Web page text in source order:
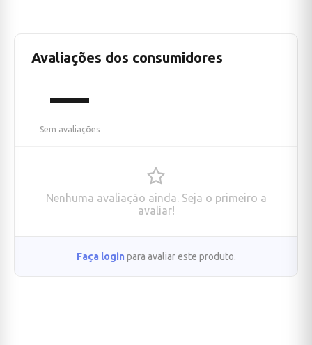
Avaliações dos consumidores
—
Sem avaliações
Nenhuma avaliação ainda. Seja o primeiro a
avaliar!
Faça login para avaliar este produto.